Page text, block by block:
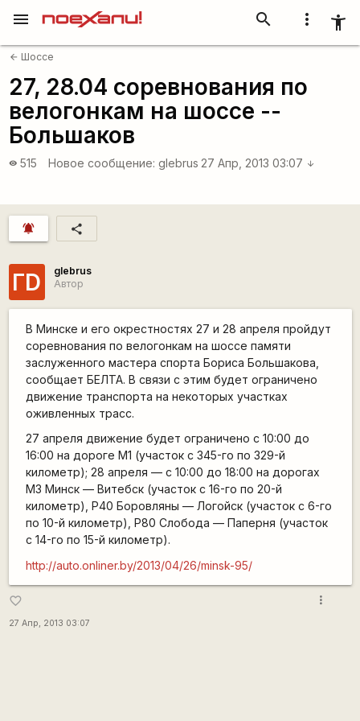
more_vert accessibility_new
search
menu
arrow_back Шоссе
27, 28.04 соревнования по
велогонкам на шоссе --
Большаков
visibility 515 Новое сообщение: glebrus 27 Апр, 2013 03:07 arrow_downward
notifications_active share
ГD
glebrus
Автор
В Минске и его окрестностях 27 и 28 апреля пройдут
соревнования по велогонкам на шоссе памяти
заслуженного мастера спорта Бориса Большакова,
сообщает БЕЛТА. В связи с этим будет ограничено
движение транспорта на некоторых участках
оживленных трасс.
27 апреля движение будет ограничено с 10:00 до
16:00 на дороге М1 (участок с 345-го по 329-й
километр); 28 апреля — с 10:00 до 18:00 на дорогах
М3 Минск — Витебск (участок с 16-го по 20-й
километр), Р40 Боровляны — Логойск (участок с 6-го
по 10-й километр), Р80 Слобода — Паперня (участок
с 14-го по 15-й километр).
http://auto.onliner.by/2013/04/26/minsk-95/
favorite_border
27 Апр, 2013 03:07
more_vert